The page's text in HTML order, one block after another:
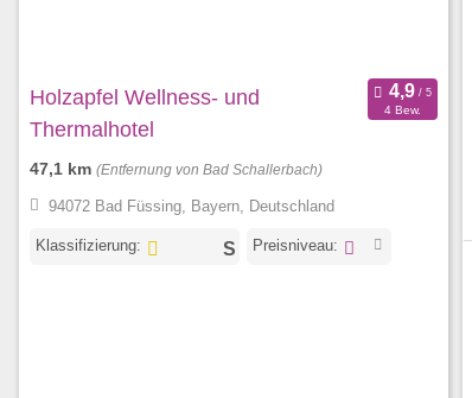
Holzapfel Wellness- und
Thermalhotel
4 Bew.
47,1 km (Entfernung von Bad Schallerbach)
94072 Bad Füssing, Bayern, Deutschland
Klassifizierung: Preisniveau: